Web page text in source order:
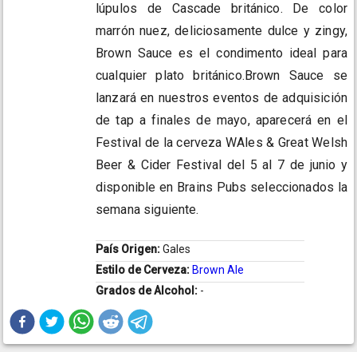
lúpulos de Cascade británico. De color
marrón nuez, deliciosamente dulce y zingy,
Brown Sauce es el condimento ideal para
cualquier plato británico.Brown Sauce se
lanzará en nuestros eventos de adquisición
de tap a finales de mayo, aparecerá en el
Festival de la cerveza WAles & Great Welsh
Beer & Cider Festival del 5 al 7 de junio y
disponible en Brains Pubs seleccionados la
semana siguiente.
País Origen:Gales
Estilo de Cerveza: Brown Ale
Grados de Alcohol: -